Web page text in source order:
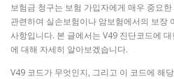
보험금 청구는 보험 가입자에게 매우 중요
관련하여 실손보험이나 암보험에서의 보장
사항입니다. 본 글에서는 V49 진단코드에
에 대해 자세히 알아보겠습니다.
V49 코드가 무엇인지, 그리고 이 코드에 해